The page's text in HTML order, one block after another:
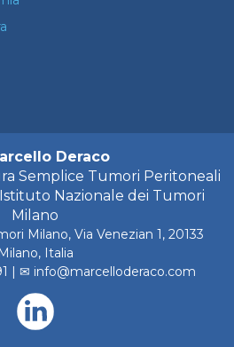
Deraco
Semplice Tumori Peritoneali
Istituto Nazionale dei Tumori
Milano
Milano, Via Venezian 1, 20133
Milano, Italia
| ✉ info@marcelloderaco.com